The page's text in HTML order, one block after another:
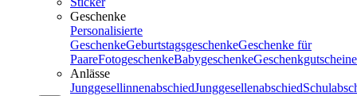
Geschenke
Personalisierte
GeschenkeGeburtstagsgeschenkeGeschenke für
PaareFotogeschenkeBabygeschenkeGeschenkgutscheine
Anlässe
JunggesellinnenabschiedJunggesellenabschied